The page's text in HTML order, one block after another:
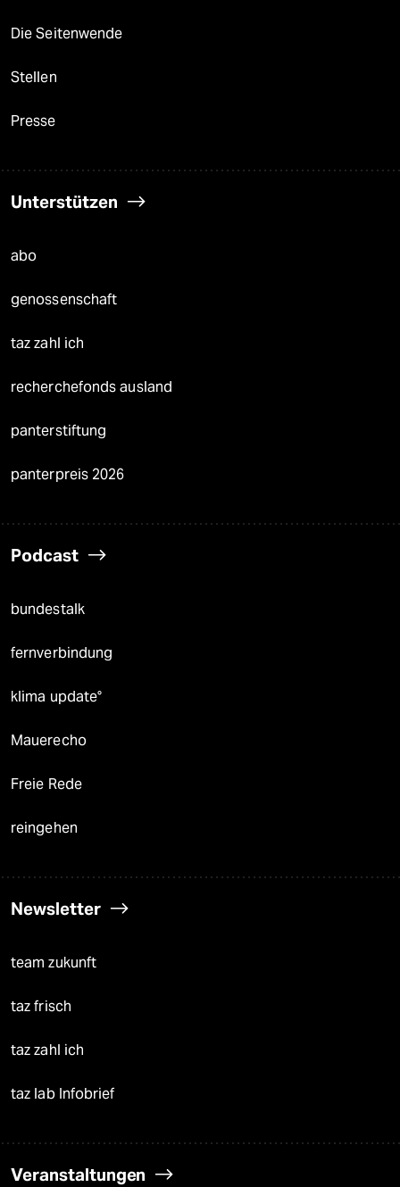
Die Seitenwende
Stellen
Presse
Unterstützen
abo
genossenschaft
taz zahl ich
recherchefonds ausland
panterstiftung
panterpreis 2026
Podcast
bundestalk
fernverbindung
klima update°
Mauerecho
Freie Rede
reingehen
Newsletter
team zukunft
taz frisch
taz zahl ich
taz lab Infobrief
Veranstaltungen